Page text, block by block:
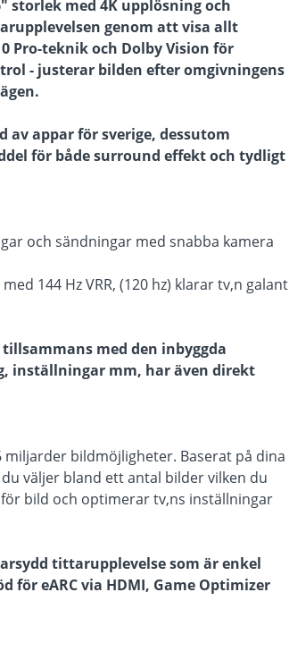
storlek med 4K upplösning och
genom att visa allt
Pro-teknik och Dolby Vision för
- justerar bilden efter omgivningens
appar för sverige, dessutom
för både surround effekt och tydligt
och sändningar med snabba kamera
144 Hz VRR, (120 hz) klarar tv,n galant
med den inbyggda
inställningar mm, har även direkt
bildmöjligheter. Baserat på dina
väljer bland ett antal bilder vilken du
bild och optimerar tv,ns inställningar
tittarupplevelse som är enkel
för eARC via HDMI, Game Optimizer